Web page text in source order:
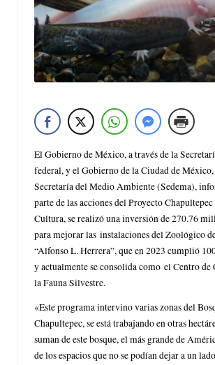
El Gobierno de México, a través de la
federal, y el Gobierno de la Ciudad de
Secretaría del Medio Ambiente (Sedema),
parte de las acciones del Proyecto
Cultura, se realizó una inversión de 270.76
para mejorar las instalaciones del Zoológico
“Alfonso L. Herrera”, que en 2023 cumplió
y actualmente se consolida como el Centro de
la Fauna Silvestre.
«Este programa intervino varias zonas del
Chapultepec, se está trabajando en otras
suman de este bosque, el más grande de
de los espacios que no se podían dejar a un